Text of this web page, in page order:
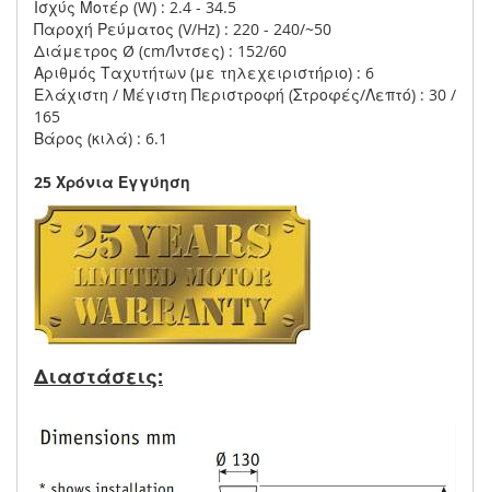
Ισχύς Μοτέρ (W) : 2.4 - 34.5
Παροχή Ρεύματος (V/Hz) : 220 - 240/~50
Διάμετρος Ø (cm/Ίντσες) : 152/60
Αριθμός Ταχυτήτων (με τηλεχειριστήριο) : 6
Ελάχιστη / Μέγιστη Περιστροφή (Στροφές/Λεπτό) : 30 /
165
Βάρος (κιλά) : 6.1
25 Χρόνια Εγγύηση
Διαστάσεις: